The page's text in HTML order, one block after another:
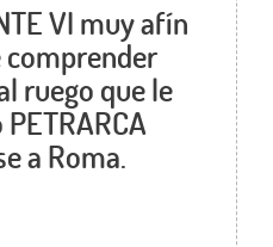
VI muy afín
comprender
ruego que le
a Roma.